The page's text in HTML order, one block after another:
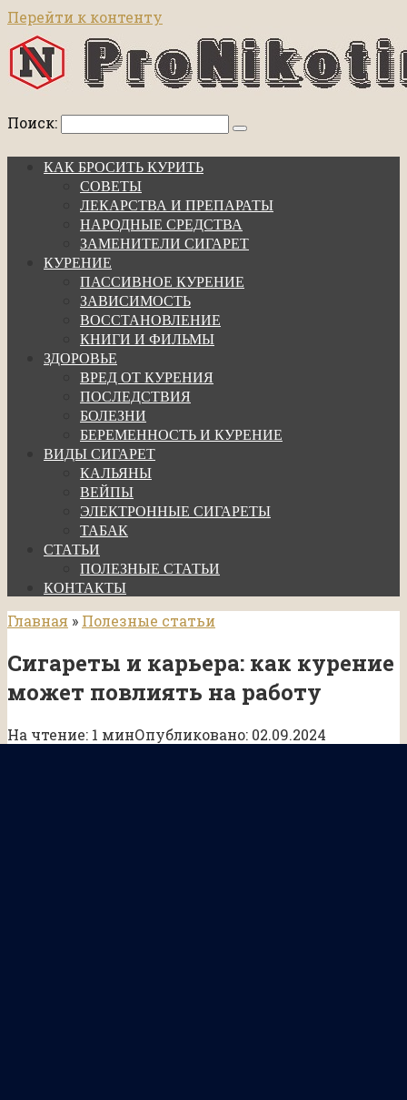
Перейти к контенту
Поиск:
КАК БРОСИТЬ КУРИТЬ
СОВЕТЫ
ЛЕКАРСТВА И ПРЕПАРАТЫ
НАРОДНЫЕ СРЕДСТВА
ЗАМЕНИТЕЛИ СИГАРЕТ
КУРЕНИЕ
ПАССИВНОЕ КУРЕНИЕ
ЗАВИСИМОСТЬ
ВОССТАНОВЛЕНИЕ
КНИГИ И ФИЛЬМЫ
ЗДОРОВЬЕ
ВРЕД ОТ КУРЕНИЯ
ПОСЛЕДСТВИЯ
БОЛЕЗНИ
БЕРЕМЕННОСТЬ И КУРЕНИЕ
ВИДЫ СИГАРЕТ
КАЛЬЯНЫ
ВЕЙПЫ
ЭЛЕКТРОННЫЕ СИГАРЕТЫ
ТАБАК
СТАТЬИ
ПОЛЕЗНЫЕ СТАТЬИ
КОНТАКТЫ
Главная » Полезные статьи
Сигареты и карьера: как курение
может повлиять на работу
На чтение: 1 минОпубликовано: 02.09.2024